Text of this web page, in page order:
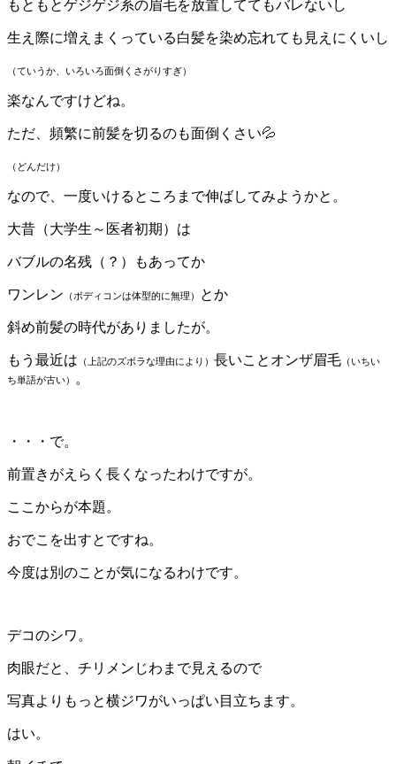
もともとゲジゲジ系の眉毛を放置しててもバレないし
生え際に増えまくっている白髪を染め忘れても見えにくいし
（ていうか、いろいろ面倒くさがりすぎ）
楽なんですけどね。
ただ、頻繁に前髪を切るのも面倒くさい💦
（どんだけ）
なので、一度いけるところまで伸ばしてみようかと。
大昔（大学生～医者初期）は
バブルの名残（？）もあってか
ワンレン （ボディコンは体型的に無理） とか
斜め前髪の時代がありましたが。
もう最近は （上記のズボラな理由により） 長いことオンザ眉毛 （いちい
ち単語が古い）
。
・・・で。
前置きがえらく長くなったわけですが。
ここからが本題。
おでこを出すとですね。
今度は別のことが気になるわけです。
デコのシワ。
肉眼だと、チリメンじわまで見えるので
写真よりもっと横ジワがいっぱい目立ちます。
はい。